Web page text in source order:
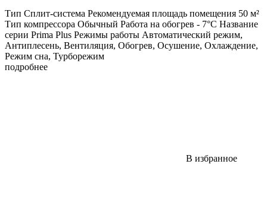
Тип Сплит-система Рекомендуемая площадь помещения 50 м²
Тип компрессора Обычный Работа на обогрев - 7°C Название
серии Prima Plus Режимы работы Автоматический режим,
Антиплесень, Вентиляция, Обогрев, Осушение, Охлаждение,
Режим сна, Турборежим
подробнее
В избранное